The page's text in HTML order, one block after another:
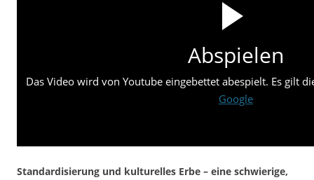
Abspielen
Das Video wird von Youtube eingebettet abespielt. Es gilt
Google
Standardisierung und kulturelles Erbe – eine schwierige,